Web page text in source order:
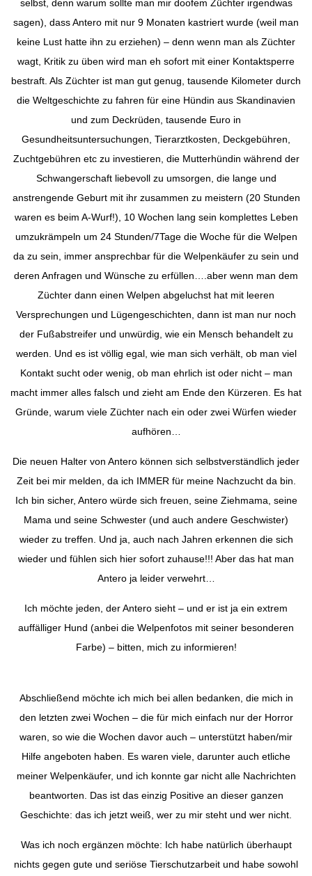
selbst, denn warum sollte man mir doofem Züchter irgendwas
sagen), dass Antero mit nur 9 Monaten kastriert wurde (weil man
keine Lust hatte ihn zu erziehen) – denn wenn man als Züchter
wagt, Kritik zu üben wird man eh sofort mit einer Kontaktsperre
bestraft. Als Züchter ist man gut genug, tausende Kilometer durch
die Weltgeschichte zu fahren für eine Hündin aus Skandinavien
und zum Deckrüden, tausende Euro in
Gesundheitsuntersuchungen, Tierarztkosten, Deckgebühren,
Zuchtgebühren etc zu investieren, die Mutterhündin während der
Schwangerschaft liebevoll zu umsorgen, die lange und
anstrengende Geburt mit ihr zusammen zu meistern (20 Stunden
waren es beim A-Wurf!), 10 Wochen lang sein komplettes Leben
umzukrämpeln um 24 Stunden/7Tage die Woche für die Welpen
da zu sein, immer ansprechbar für die Welpenkäufer zu sein und
deren Anfragen und Wünsche zu erfüllen….aber wenn man dem
Züchter dann einen Welpen abgeluchst hat mit leeren
Versprechungen und Lügengeschichten, dann ist man nur noch
der Fußabstreifer und unwürdig, wie ein Mensch behandelt zu
werden. Und es ist völlig egal, wie man sich verhält, ob man viel
Kontakt sucht oder wenig, ob man ehrlich ist oder nicht – man
macht immer alles falsch und zieht am Ende den Kürzeren. Es hat
Gründe, warum viele Züchter nach ein oder zwei Würfen wieder
aufhören…
Die neuen Halter von Antero können sich selbstverständlich jeder
Zeit bei mir melden, da ich IMMER für meine Nachzucht da bin.
Ich bin sicher, Antero würde sich freuen, seine Ziehmama, seine
Mama und seine Schwester (und auch andere Geschwister)
wieder zu treffen. Und ja, auch nach Jahren erkennen die sich
wieder und fühlen sich hier sofort zuhause!!! Aber das hat man
Antero ja leider verwehrt…
Ich möchte jeden, der Antero sieht – und er ist ja ein extrem
auffälliger Hund (anbei die Welpenfotos mit seiner besonderen
Farbe) – bitten, mich zu informieren!
Abschließend möchte ich mich bei allen bedanken, die mich in
den letzten zwei Wochen – die für mich einfach nur der Horror
waren, so wie die Wochen davor auch – unterstützt haben/mir
Hilfe angeboten haben. Es waren viele, darunter auch etliche
meiner Welpenkäufer, und ich konnte gar nicht alle Nachrichten
beantworten. Das ist das einzig Positive an dieser ganzen
Geschichte: das ich jetzt weiß, wer zu mir steht und wer nicht.
Was ich noch ergänzen möchte: Ich habe natürlich überhaupt
nichts gegen gute und seriöse Tierschutzarbeit und habe sowohl